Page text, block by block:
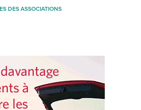
DES ASSOCIATIONS